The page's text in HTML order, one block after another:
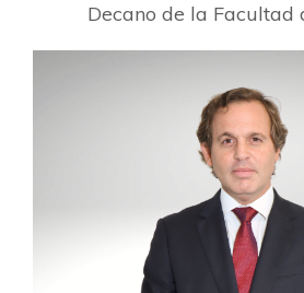
Decano de la Facultad